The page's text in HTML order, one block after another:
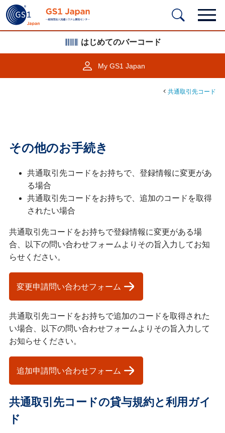
はじめてのバーコード
My GS1 Japan
共通取引先コード
その他のお手続き
共通取引先コードをお持ちで、登録情報に変更があ
る場合
共通取引先コードをお持ちで、追加のコードを取得
されたい場合
共通取引先コードをお持ちで登録情報に変更がある場
合、以下の問い合わせフォームよりその旨入力してお知
らせください。
変更申請問い合わせフォーム
共通取引先コードをお持ちで追加のコードを取得された
い場合、以下の問い合わせフォームよりその旨入力して
お知らせください。
追加申請問い合わせフォーム
共通取引先コードの貸与規約と利用ガイ
ド